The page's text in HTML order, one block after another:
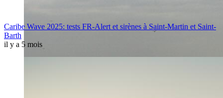
Caribe Wave 2025: tests FR-Alert et sirènes à Saint-Martin et Saint-
Barth
il y a 5 mois